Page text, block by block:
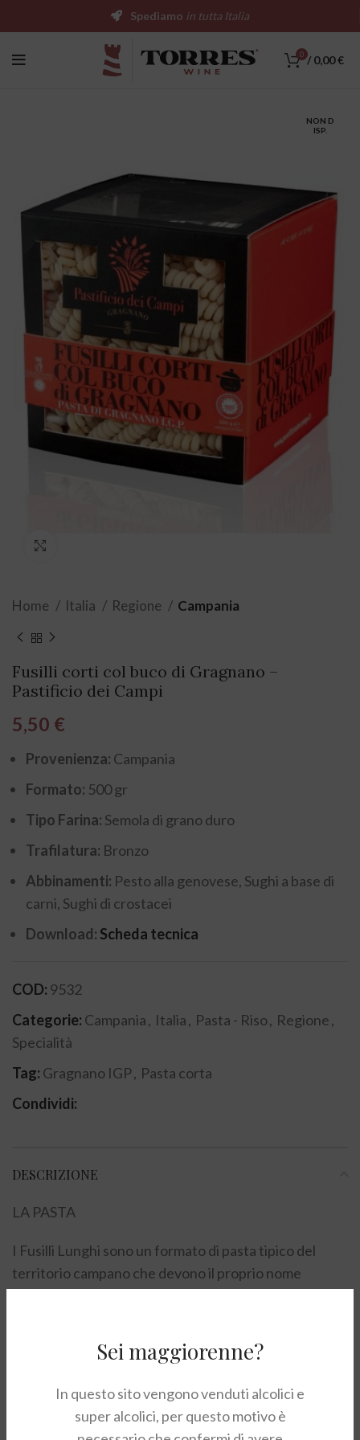
Sei maggiorenne?
In questo sito vengono venduti alcolici e
super alcolici, per questo motivo è
0 / 0,00€
NON D
ISP.
Home Italia Regione Campania
Fusilli corti col buco di Gragnano –
Pastificio dei Campi
5,50 €
Provenienza: Campania
Formato: 500 gr
Tipo Farina: Semola di grano duro
Trafilatura: Bronzo
Abbinamenti: Pesto alla genovese, Sughi a base di
carni, Sughi di crostacei
Download: Scheda tecnica
COD: 9532
Categorie: Campania, Italia, Pasta - Riso, Regione,
Specialità
Tag: Gragnano IGP, Pasta corta
Condividi:
DESCRIZIONE
LA PASTA
I Fusilli Lunghi sono un formato di pasta tipico del
territorio campano che devono il proprio nome
appunto “fuso”. I Fusilli Lunghi di Gragnano IGP sono il
formato di pasta molto adatto per essere conditi con
pomodoro e ricotta. Il Pastificio dei Campi punta tutto
sulla qualità, e artigianalità e il rispetto delle tradizioni.
Rispetto per l’ambiente, innovazione tecnologica e di
Spediamo in tutta Italia